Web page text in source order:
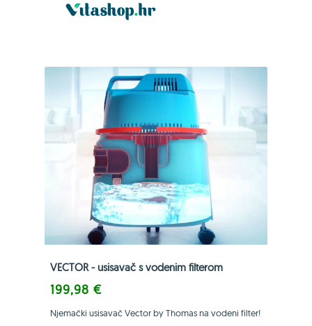
VECTOR - usisavač s vodenim filterom
199,98 €
Njemački usisavač Vector by Thomas na vodeni filter!